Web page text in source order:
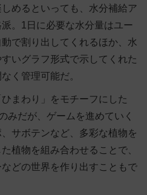
めるといっても、水分補給ア
。1日に必要な水分量はユー
で割り出してくれるほか、水
いグラフ形式で示してくれた
く管理可能だ。
まわり」をモチーフにした
みだが、ゲームを進めていく
サボテンなど、多彩な植物を
植物を組み合わせることで、
どの世界を作り出すこともで